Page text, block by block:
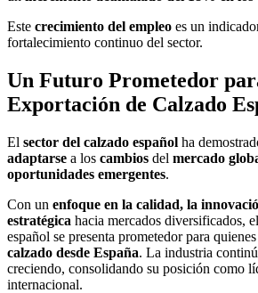
Este crecimiento del empleo es un
fortalecimiento continuo del sector.
Un Futuro Prometedor
Exportación de Calzado
El sector del calzado español ha
adaptarse a los cambios del mercado
oportunidades emergentes.
Con un enfoque en la calidad, la
estratégica hacia mercados diversificados, el
español se presenta prometedor para quienes
calzado desde España. La industria
creciendo, consolidando su posición como
internacional.